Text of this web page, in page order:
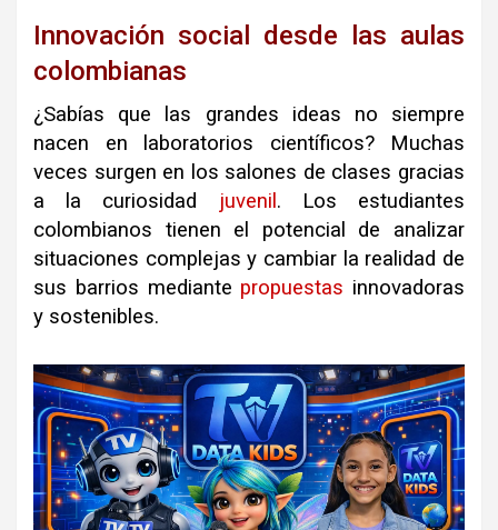
Innovación social desde las aulas
colombianas
¿Sabías que las grandes ideas no siempre
nacen en laboratorios científicos? Muchas
veces surgen en los salones de clases gracias
a la curiosidad
juvenil . Los estudiantes
colombianos tienen el potencial de analizar
situaciones complejas y cambiar la realidad de
sus barrios mediante propuestas innovadoras
y sostenibles.